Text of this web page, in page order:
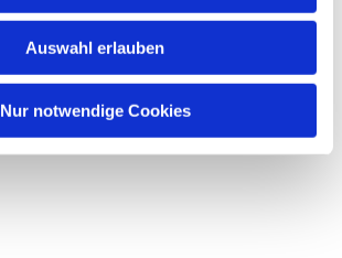
Auswahl erlauben
Nur notwendige Cookies